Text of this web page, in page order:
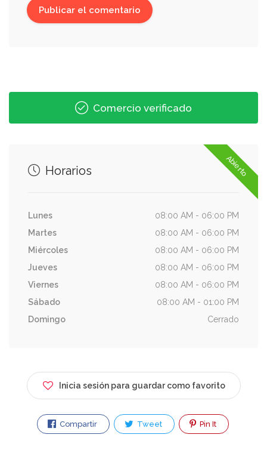
Comercio verificado
Abierto
Horarios
Lunes
08:00 AM - 06:00 PM
Martes
08:00 AM - 06:00 PM
Miércoles
08:00 AM - 06:00 PM
Jueves
08:00 AM - 06:00 PM
Viernes
08:00 AM - 06:00 PM
Sábado
08:00 AM - 01:00 PM
Domingo
Cerrado
Inicia sesión para guardar como favorito
Compartir Tweet Pin It